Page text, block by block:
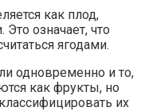
как плод,
означает, что
ягодами.
одновременно и то,
как фрукты, но
их